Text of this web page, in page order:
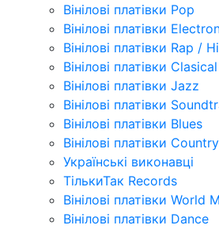
Вінілові платівки Pop
Вінілові платівки
Вінілові платівки Rap /
Вінілові платівки Clasical
Вінілові платівки Jazz
Вінілові платівки
Вінілові платівки Blues
Вінілові платівки Country
Українські виконавці
ТількиТак Records
Вінілові платівки World
Вінілові платівки Dance